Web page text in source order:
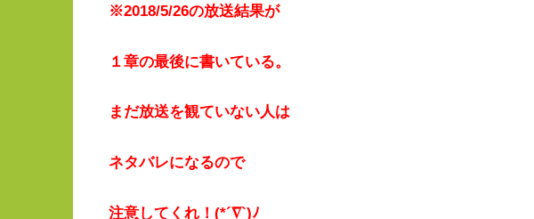
※2018/5/26の放送結果が
１章の最後に書いている。
まだ放送を観ていない人は
ネタバレになるので
注意してくれ！(*´∇`)ﾉ